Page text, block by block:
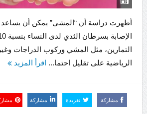
أظهرت دراسة أن “المشي” يمكن أن
التمارين، مثل المشي وركوب الدراجات
الرياضية على تقليل احتما... اقرأ المزيد
مشاركة تغريدة مشاركة